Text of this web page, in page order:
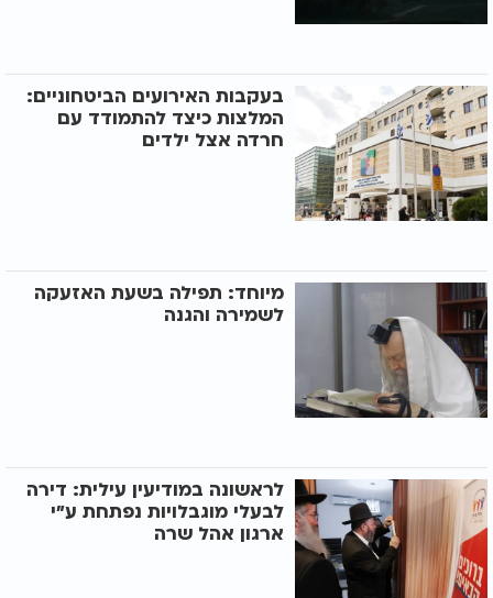
בעקבות האירועים הביטחוניים:
המלצות כיצד להתמודד עם
חרדה אצל ילדים
מיוחד: תפילה בשעת האזעקה
לשמירה והגנה
לראשונה במודיעין עילית: דירה
לבעלי מוגבלויות נפתחת ע"י
ארגון אהל שרה